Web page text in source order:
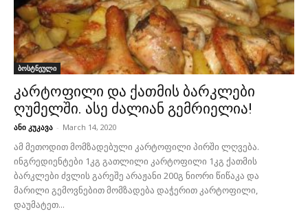
ბოსტნეული
კარტოფილი და ქათმის ბარკლები
ღუმელში. ასე ძალიან გემრიელია!
ანი კუკავა - March 14, 2020
ამ მეთოდით მომზადებული კარტოფილი პირში ლღვება.
ინგრედიენტები 1კგ გათლილი კარტოფილი 1კგ ქათმის
ბარკლები ძვლის გარეშე არაჟანი 200გ ნიორი წიწაკა და
მარილი გემოვნებით მომზადება დაჭერით კარტოფილი,
დაუმატეთ...